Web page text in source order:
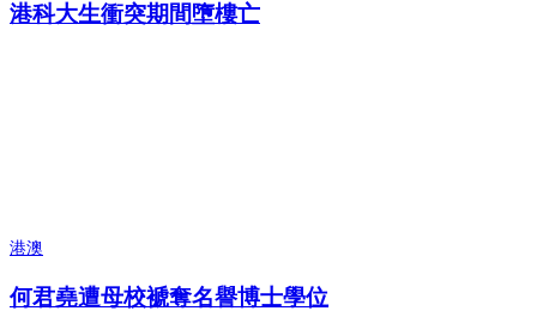
港科大生衝突期間墮樓亡
港澳
何君堯遭母校褫奪名譽博士學位